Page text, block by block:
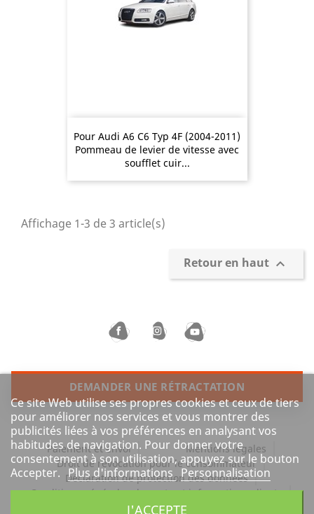
Pour Audi A6 C6 Typ 4F (2004-2011)
Pommeau de levier de vitesse avec
soufflet cuir...
Affichage 1-3 de 3 article(s)
Retour en haut 
Ce site Web utilise ses propres cookies et ceux de tiers
pour améliorer nos services et vous montrer des
publicités liées à vos préférences en analysant vos
habitudes de navigation. Pour donner votre
consentement à son utilisation, appuyez sur le bouton
Accepter. Plus d'informations Personnalisation
J'ACCEPTE
DEMANDER UNE RÉTRACTATION
Paiement et envoi
Mentions légales
Droit de révocation pour le consommateur
Déclaration de protection des données
Conditions générales de vente et informations clients
Barrierefreiheit